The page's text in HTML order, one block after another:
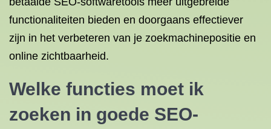
functionaliteiten bieden en doorgaans effectiever
zijn in het verbeteren van je zoekmachinepositie en
online zichtbaarheid.
Welke functies moet ik
zoeken in goede SEO-